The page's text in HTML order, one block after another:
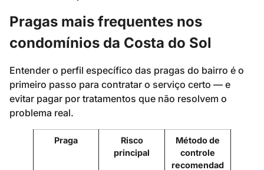
Pragas mais frequentes nos
condomínios da Costa do Sol
Entender o perfil específico das pragas do bairro é o
primeiro passo para contratar o serviço certo — e
evitar pagar por tratamentos que não resolvem o
problema real.
Praga
Risco
principal
Método de
controle
recomendad